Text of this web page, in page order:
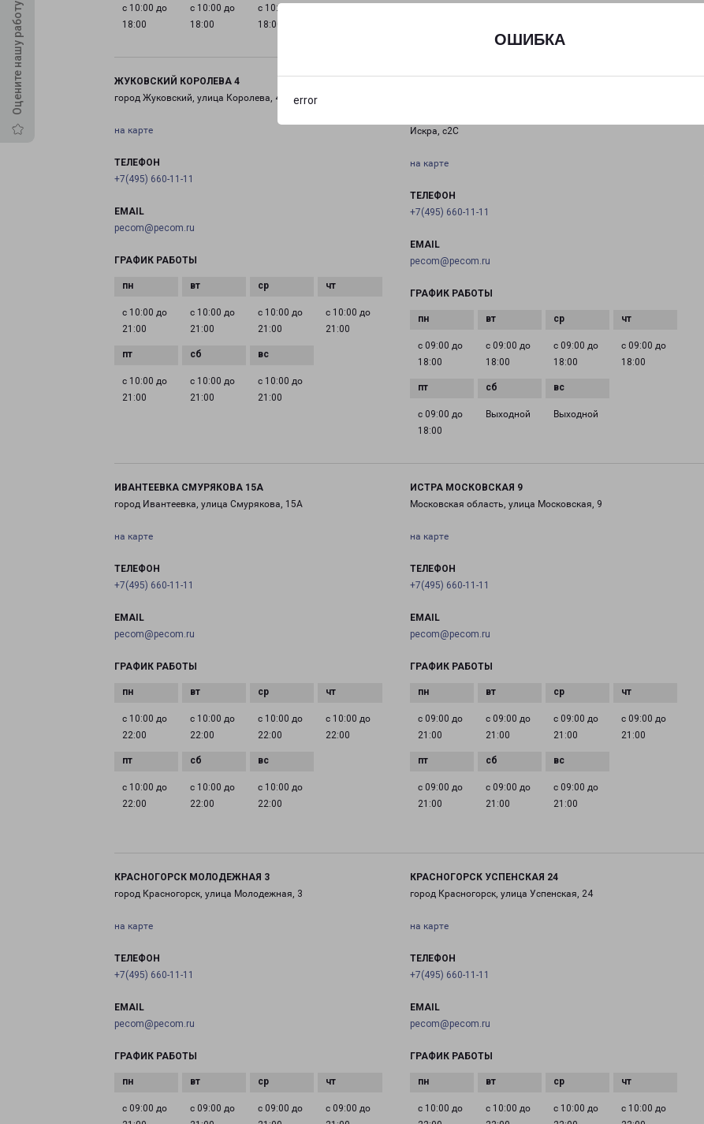
ОШИБКА
error
Оцените нашу работу
с 10:00 до
18:00
с 10:00 до
18:00
с 10:00 до
18:00
ЖУКОВСКИЙ КОРОЛЕВА 4
город Жуковский, улица Королева, 4
на карте
ТЕЛЕФОН
+7(495) 660-11-11
EMAIL
pecom@pecom.ru
ГРАФИК РАБОТЫ
с 10:00 до
21:00
с 10:00 до
21:00
с 10:00 до
21:00
с 10:00 до
21:00
с 10:00 до
21:00
с 10:00 до
21:00
с 10:00 до
21:00
Искра, с2С
на карте
ТЕЛЕФОН
+7(495) 660-11-11
EMAIL
pecom@pecom.ru
ГРАФИК РАБОТЫ
с 09:00 до
18:00
с 09:00 до
18:00
с 09:00 до
18:00
с 09:00 до
18:00
с 09:00 до
18:00
Выходной Выходной
ИВАНТЕЕВКА СМУРЯКОВА 15А
город Ивантеевка, улица Смурякова, 15А
на карте
ТЕЛЕФОН
+7(495) 660-11-11
EMAIL
pecom@pecom.ru
ГРАФИК РАБОТЫ
с 10:00 до
22:00
с 10:00 до
22:00
с 10:00 до
22:00
с 10:00 до
22:00
с 10:00 до
22:00
с 10:00 до
22:00
с 10:00 до
22:00
ИСТРА МОСКОВСКАЯ 9
Московская область, улица Московская, 9
на карте
ТЕЛЕФОН
+7(495) 660-11-11
EMAIL
pecom@pecom.ru
ГРАФИК РАБОТЫ
с 09:00 до
21:00
с 09:00 до
21:00
с 09:00 до
21:00
с 09:00 до
21:00
с 09:00 до
21:00
с 09:00 до
21:00
с 09:00 до
21:00
КРАСНОГОРСК МОЛОДЕЖНАЯ 3
город Красногорск, улица Молодежная, 3
на карте
ТЕЛЕФОН
+7(495) 660-11-11
EMAIL
pecom@pecom.ru
ГРАФИК РАБОТЫ
с 09:00 до
с 09:00 до
с 09:00 до
с 09:00 до
КРАСНОГОРСК УСПЕНСКАЯ 24
город Красногорск, улица Успенская, 24
на карте
ТЕЛЕФОН
+7(495) 660-11-11
EMAIL
pecom@pecom.ru
ГРАФИК РАБОТЫ
с 10:00 до
с 10:00 до
с 10:00 до
с 10:00 до